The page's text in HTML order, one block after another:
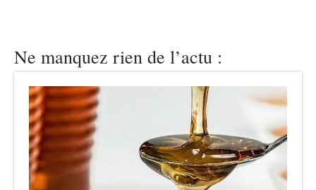
Ne manquez rien de l’actu :